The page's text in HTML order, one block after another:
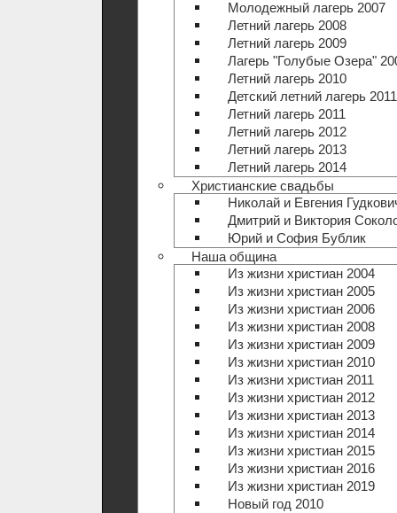
Молодежный лагерь 2007
Летний лагерь 2008
Летний лагерь 2009
Лагерь "Голубые Озера"
Летний лагерь 2010
Детский летний лагерь 2011
Летний лагерь 2011
Летний лагерь 2012
Летний лагерь 2013
Летний лагерь 2014
Христианские свадьбы
Николай и Евгения
Дмитрий и Виктория
Юрий и София Бублик
Наша община
Из жизни христиан 2004
Из жизни христиан 2005
Из жизни христиан 2006
Из жизни христиан 2008
Из жизни христиан 2009
Из жизни христиан 2010
Из жизни христиан 2011
Из жизни христиан 2012
Из жизни христиан 2013
Из жизни христиан 2014
Из жизни христиан 2015
Из жизни христиан 2016
Из жизни христиан 2019
Новый год 2010